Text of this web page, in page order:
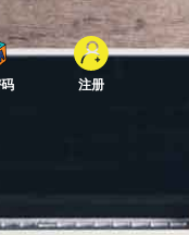
注册